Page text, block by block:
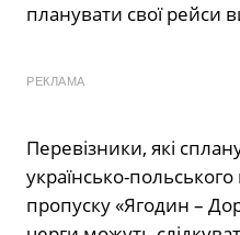
планувати свої рейси
РЕКЛАМА
Перевізники, які
українсько-
пропуску «Ягодин –